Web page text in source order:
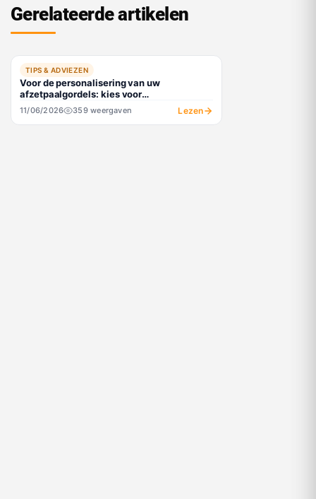
Gerelateerde artikelen
TIPS & ADVIEZEN
Voor de personalisering van uw
afzetpaalgordels: kies voor
textielsubliatie! Uitleg en voordelen.
11/06/2026 359 weergaven Lezen